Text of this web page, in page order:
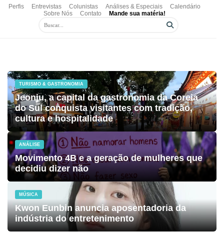
Perfis Entrevistas Colunistas Análises & Especiais
Calendário
Sobre Nós
Contato Mande sua matéria!
TURISMO & GASTRONOMIA
Jeonju, a capital da gastronomia da Coreia
do Sul conquista visitantes com tradição,
cultura e hospitalidade
ANÁLISE
Movimento 4B e a geração de mulheres que
decidiu dizer não
MÚSICA
Kwon Eunbin anuncia aposentadoria da
indústria do entretenimento